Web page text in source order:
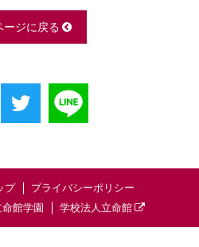
ージに戻る
プ
プライバシーポリシー
命館学園 学校法人立命館